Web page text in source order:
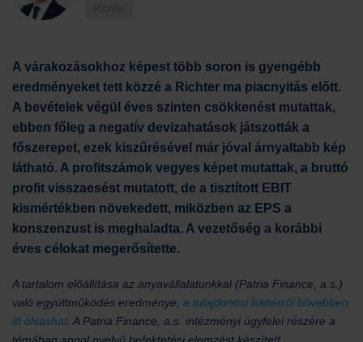
A várakozásokhoz képest több soron is gyengébb
eredményeket tett közzé a Richter ma piacnyitás előtt.
A bevételek végül éves szinten csökkenést mutattak,
ebben főleg a negatív devizahatások játszották a
főszerepet, ezek kiszűrésével már jóval árnyaltabb kép
látható. A profitszámok vegyes képet mutattak, a bruttó
profit visszaesést mutatott, de a tisztított EBIT
kismértékben növekedett, miközben az EPS a
konszenzust is meghaladta. A vezetőség a korábbi
éves célokat megerősítette.
A tartalom előállítása az anyavállalatunkkal (Patria Finance, a.s.)
való együttműködés eredménye, a tulajdonosi háttérről bővebben
itt olvashat . A Patria Finance, a.s. intézményi ügyfelei részére a